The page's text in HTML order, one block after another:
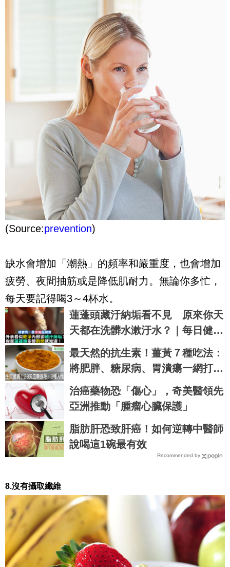
(Source:prevention)
缺水會增加「潮熱」的頻率和嚴重度，也會增加
疲勞、夜間抽筋或是降低肌耐力。無論你多忙，
每天要記得喝3～4杯水。
蓮蓬頭藏汙納垢看不見 原來你天
天都在洗髒水漱汙水？｜每日健康
Health
最天然的抗生素！薑黃７種吃法：
將肥胖、糖尿病、胃潰瘍一網打
盡，但三種人千萬別吃｜每日健康
Health
治癌藥物恐「傷心」，奇美醫領先
亞洲推動「腫瘤心臟保護」
脂肪肝恐致肝癌！如何逆轉中醫師
說喝這1碗最有效
Recommended by
8.沒有攝取纖維